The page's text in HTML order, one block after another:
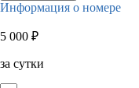
Информация о номере
5 000 ₽
за сутки